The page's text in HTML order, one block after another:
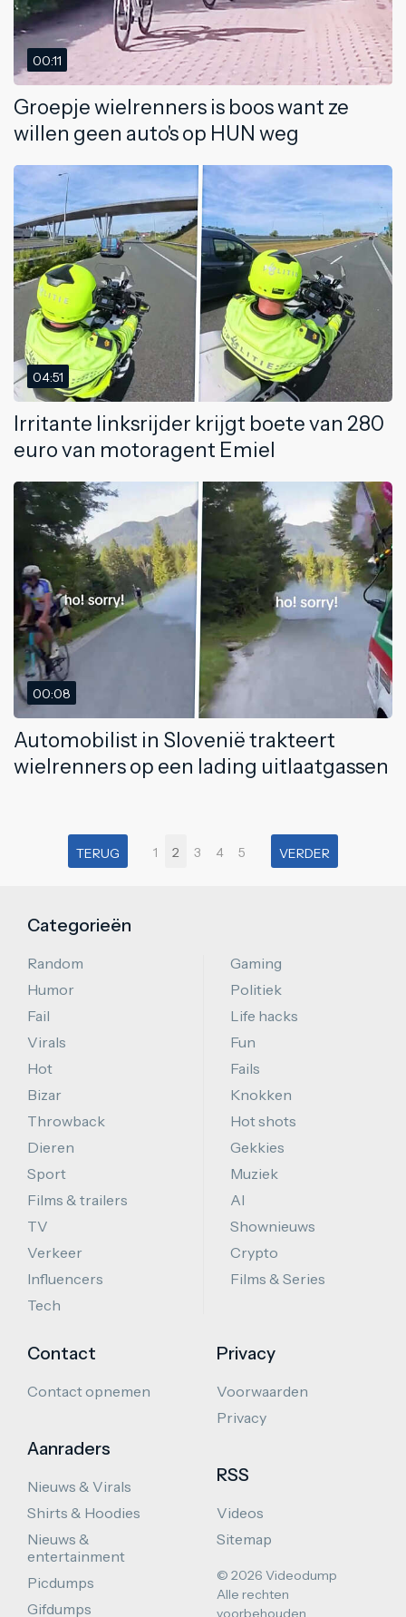
00:11
Groepje wielrenners is boos want ze
willen geen auto's op HUN weg
04:51
Irritante linksrijder krijgt boete van 280
euro van motoragent Emiel
00:08
Automobilist in Slovenië trakteert
wielrenners op een lading uitlaatgassen
TERUG 1 2 3 4 5 VERDER
Categorieën
Random
Humor
Fail
Virals
Hot
Bizar
Throwback
Dieren
Sport
Films & trailers
TV
Verkeer
Influencers
Tech
Gaming
Politiek
Life hacks
Fun
Fails
Knokken
Hot shots
Gekkies
Muziek
AI
Shownieuws
Crypto
Films & Series
Contact
Contact opnemen
Aanraders
Nieuws & Virals
Shirts & Hoodies
Nieuws &
entertainment
Picdumps
Gifdumps
Privacy
Voorwaarden
Privacy
RSS
Videos
Sitemap
© 2026 Videodump
Alle rechten
voorbehouden